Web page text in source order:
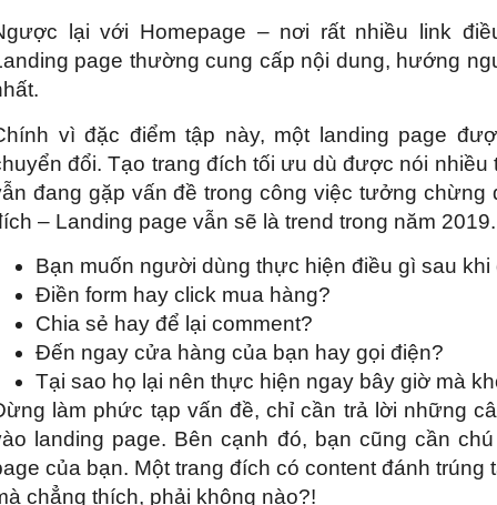
lại với Homepage – nơi rất nhiều link
page thường cung cấp nội dung, hướng
vì đặc điểm tập này, một landing page
đổi. Tạo trang đích tối ưu dù được nói
đang gặp vấn đề trong công việc tưởng
– Landing page vẫn sẽ là trend trong năm 2019.
Bạn muốn người dùng thực hiện điều gì sau
Điền form hay click mua hàng?
Chia sẻ hay để lại comment?
Đến ngay cửa hàng của bạn hay gọi điện?
Tại sao họ lại nên thực hiện ngay bây giờ mà
làm phức tạp vấn đề, chỉ cần trả lời những
landing page. Bên cạnh đó, bạn cũng cần
của bạn. Một trang đích có content đánh
chẳng thích, phải không nào?!